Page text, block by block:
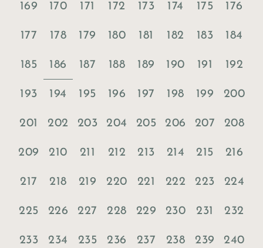
169 170 171 172 173 174 175 176
177 178 179 180 181 182 183 184
185 186 187 188 189 190 191 192
193 194 195 196 197 198 199 200
201 202 203 204 205 206 207 208
209 210 211 212 213 214 215 216
217 218 219 220 221 222 223 224
225 226 227 228 229 230 231 232
233 234 235 236 237 238 239 240